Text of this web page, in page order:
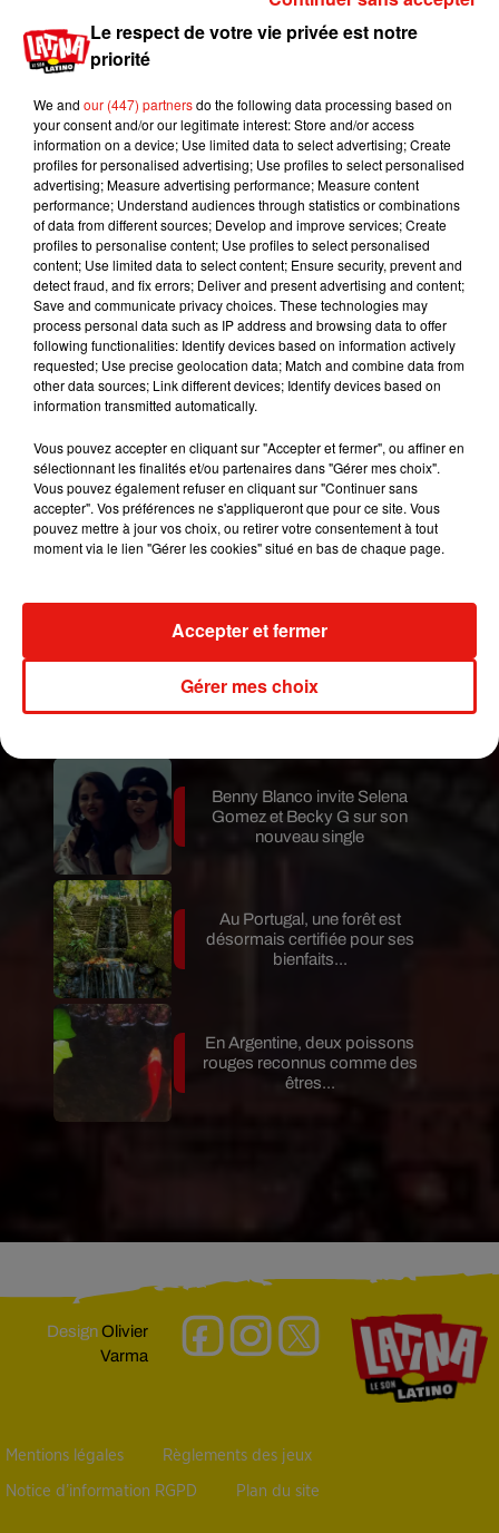
Publié : 9 juillet 2020 à 14h30 par Maud
Tambellini
de métro au sein de ce périmètre seront aussi
Si vous tenez vraiment à voir le feu d’artifice en
vrai plutôt qu’à la télé, il faudra penser à prendre
de la hauteur. Depuis la basilique du Sacré-Cœur
de Montmartre par exemple. L’observatoire de la
Tour Montparnasse proposait aussi une soirée
spéciale pour voir le feu d’artifice depuis son
sommet. Mais l’événement affiche complet.
Mundo Latino
en Argentine, et en pleine...
Karol G dévoile la tracklist de
Au Guatemala, le volcan de
Benny Blanco invite Selena
Gomez et Becky G sur son
nouveau single
Au Portugal, une forêt est
désormais certifiée pour ses
bienfaits...
En Argentine, deux poissons
rouges reconnus comme des
êtres...
DesignOlivier
Varma
Mentions légales Règlements des jeux
Notice d’information RGPD Plan du site
Le respect de votre vie privée est notre
priorité
We and our (447) partnersdo the following data processing based on
your consent and/or our legitimate interest: Store and/or access
information on a device; Use limited data to select advertising; Create
profiles for personalised advertising; Use profiles to select personalised
advertising; Measure advertising performance; Measure content
performance; Understand audiences through statistics or combinations
of data from different sources; Develop and improve services; Create
profiles to personalise content; Use profiles to select personalised
content; Use limited data to select content; Ensure security, prevent and
detect fraud, and fix errors; Deliver and present advertising and content;
Save and communicate privacy choices. These technologies may
process personal data such as IP address and browsing data to offer
following functionalities: Identify devices based on information actively
requested; Use precise geolocation data; Match and combine data from
other data sources; Link different devices; Identify devices based on
information transmitted automatically.
Vous pouvez accepter en cliquant sur "Accepter et fermer", ou affiner en
sélectionnant les finalités et/ou partenaires dans "Gérer mes choix".
Vous pouvez également refuser en cliquant sur "Continuer sans
accepter". Vos préférences ne s'appliqueront que pour ce site. Vous
pouvez mettre à jour vos choix, ou retirer votre consentement à tout
moment via le lien "Gérer les cookies" situé en bas de chaque page.
Gérer mes choix
Accepter et fermer